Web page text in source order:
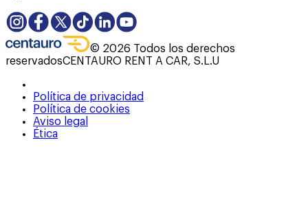
© 2026 Todos los derechos
reservadosCENTAURO RENT A CAR, S.L.U
Política de privacidad
Política de cookies
Aviso legal
Ética